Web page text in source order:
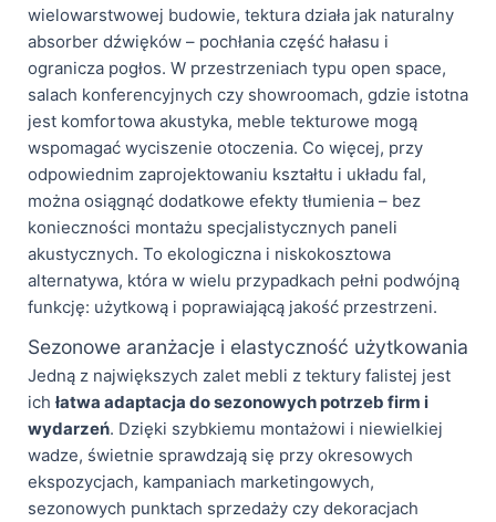
wielowarstwowej budowie, tektura działa jak naturalny
absorber dźwięków – pochłania część hałasu i
ogranicza pogłos. W przestrzeniach typu open space,
salach konferencyjnych czy showroomach, gdzie istotna
jest komfortowa akustyka, meble tekturowe mogą
wspomagać wyciszenie otoczenia. Co więcej, przy
odpowiednim zaprojektowaniu kształtu i układu fal,
można osiągnąć dodatkowe efekty tłumienia – bez
konieczności montażu specjalistycznych paneli
akustycznych. To ekologiczna i niskokosztowa
alternatywa, która w wielu przypadkach pełni podwójną
funkcję: użytkową i poprawiającą jakość przestrzeni.
Sezonowe aranżacje i elastyczność użytkowania
Jedną z największych zalet mebli z tektury falistej jest
ich łatwa adaptacja do sezonowych potrzeb firm i
wydarzeń. Dzięki szybkiemu montażowi i niewielkiej
wadze, świetnie sprawdzają się przy okresowych
ekspozycjach, kampaniach marketingowych,
sezonowych punktach sprzedaży czy dekoracjach